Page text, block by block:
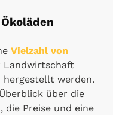
Vielzahl von
Landwirtschaft
werden.
über die
Preise und eine